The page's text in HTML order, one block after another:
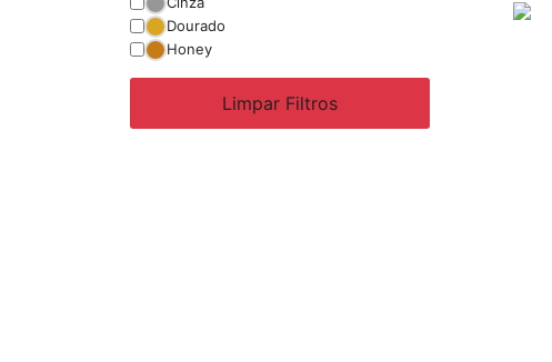
Dourado
Honey
Limpar Filtros